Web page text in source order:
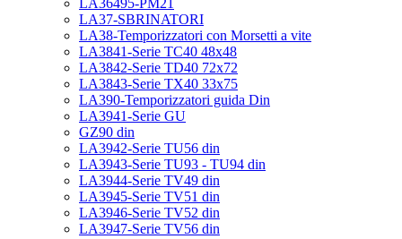
LA36495-PM21
LA37-SBRINATORI
LA38-Temporizzatori con Morsetti a vite
LA3841-Serie TC40 48x48
LA3842-Serie TD40 72x72
LA3843-Serie TX40 33x75
LA390-Temporizzatori guida Din
LA3941-Serie GU
GZ90 din
LA3942-Serie TU56 din
LA3943-Serie TU93 - TU94 din
LA3944-Serie TV49 din
LA3945-Serie TV51 din
LA3946-Serie TV52 din
LA3947-Serie TV56 din